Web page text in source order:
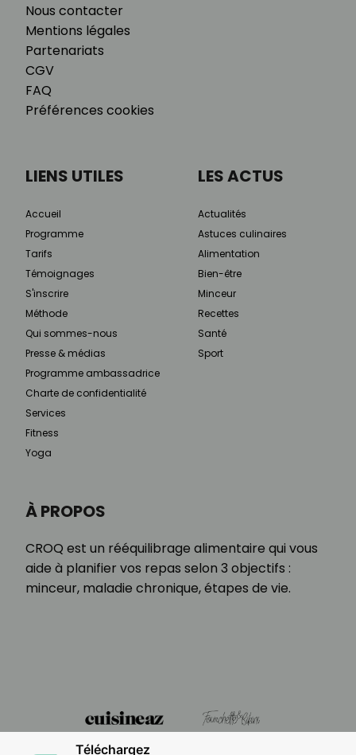
Nous contacter
Mentions légales
Partenariats
CGV
FAQ
Préférences cookies
À PROPOS
CROQ est un rééquilibrage alimentaire qui vous
aide à planifier vos repas selon 3 objectifs :
minceur, maladie chronique, étapes de vie.
LIENS UTILES
Accueil
Programme
Tarifs
Témoignages
S'inscrire
Méthode
Qui sommes-nous
Presse & médias
Programme ambassadrice
Charte de confidentialité
Services
Fitness
Yoga
LES ACTUS
Actualités
Astuces culinaires
Alimentation
Bien-être
Minceur
Recettes
Santé
Sport
Téléchargez